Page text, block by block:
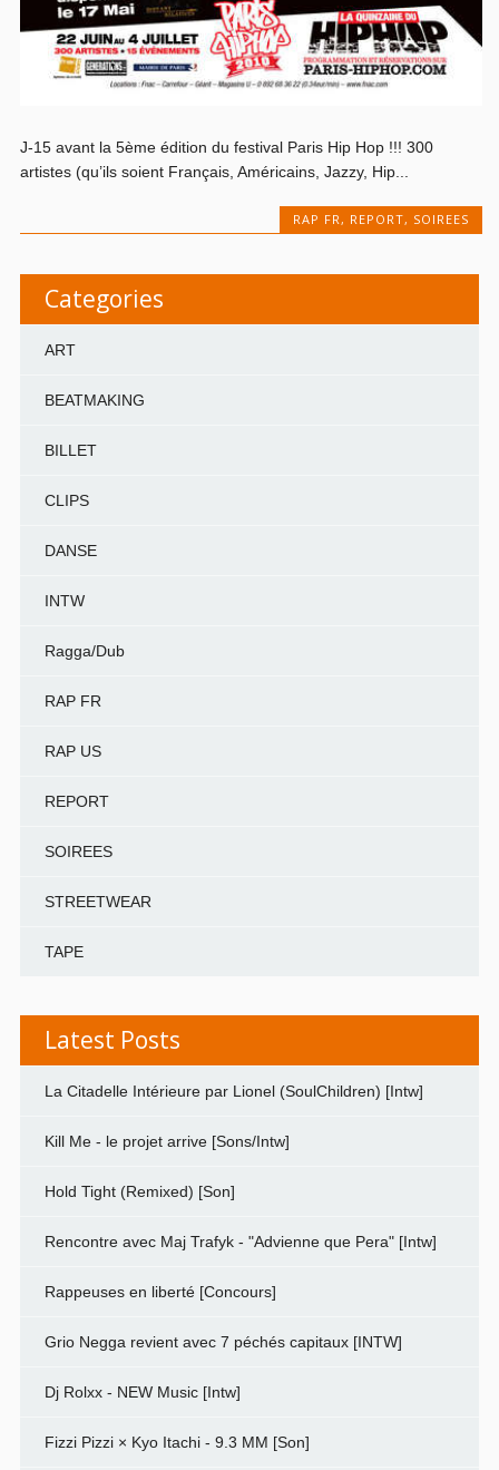
J-15 avant la 5ème édition du festival Paris Hip Hop !!! 300
artistes (qu’ils soient Français, Américains, Jazzy, Hip...
RAP FR, REPORT, SOIREES
Categories
ART
BEATMAKING
BILLET
CLIPS
DANSE
INTW
Ragga/Dub
RAP FR
RAP US
REPORT
SOIREES
STREETWEAR
TAPE
Latest Posts
La Citadelle Intérieure par Lionel (SoulChildren) [Intw]
Kill Me - le projet arrive [Sons/Intw]
Hold Tight (Remixed) [Son]
Rencontre avec Maj Trafyk - "Advienne que Pera" [Intw]
Rappeuses en liberté [Concours]
Grio Negga revient avec 7 péchés capitaux [INTW]
Dj Rolxx - NEW Music [Intw]
Fizzi Pizzi × Kyo Itachi - 9.3 MM [Son]